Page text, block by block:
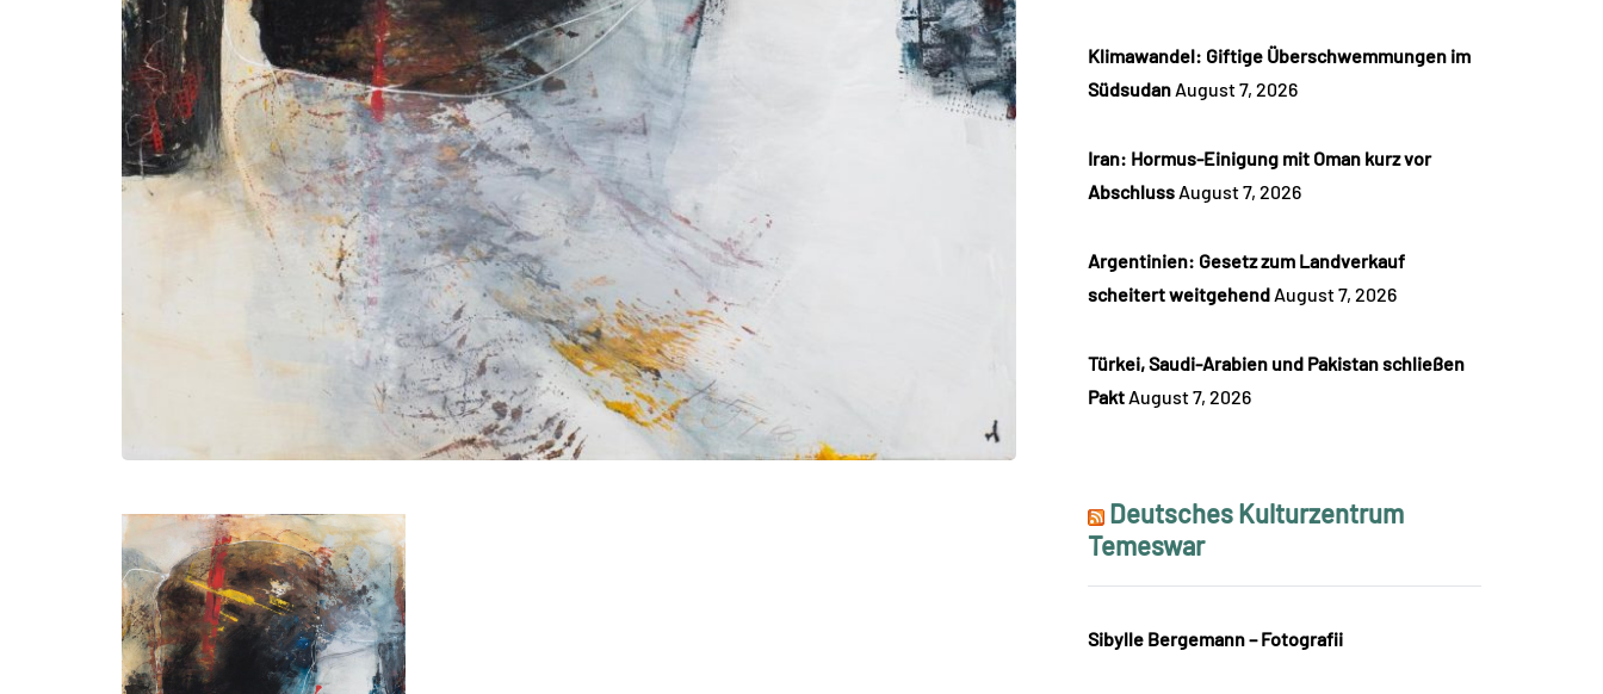
Klimawandel: Giftige Überschwemmungen im
Südsudan August 7, 2026
Iran: Hormus-Einigung mit Oman kurz vor
Abschluss August 7, 2026
Argentinien: Gesetz zum Landverkauf
scheitert weitgehend August 7, 2026
Türkei, Saudi-Arabien und Pakistan schließen
Pakt August 7, 2026
Deutsches Kulturzentrum
Temeswar
Sibylle Bergemann – Fotografii